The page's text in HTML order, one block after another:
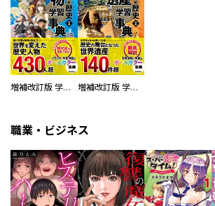
増補改訂版 学研まんが NEW世界の歴史 別巻 人物学習事典 増補改訂版 学研まんが NEW世界の歴史 別巻 世界遺産学習事典
職業・ビジネス